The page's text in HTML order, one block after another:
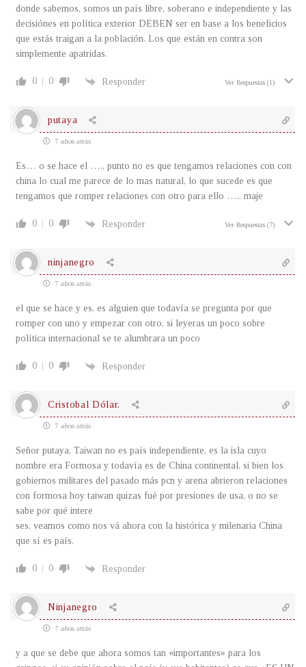
donde sabemos, somos un país libre, soberano e independiente y las
decisiónes en política exterior DEBEN ser en base a los beneficios
que estás traigan a la población. Los que están en contra son
simplemente apatridas.
0 0 Responder Ver Respuestas (1)
putaya
7 años atrás
Es… o se hace el …., punto no es que tengamos relaciones con con
china lo cual me parece de lo mas natural, lo que sucede es que
tengamos que romper relaciones con otro para ello ….. maje
0 0 Responder Ver Respuestas (7)
ninjanegro
7 años atrás
el que se hace y es, es alguien que todavía se pregunta por que
romper con uno y empezar con otro, si leyeras un poco sobre
política internacional se te alumbrara un poco
0 0 Responder
Cristobal Dólar.
7 años atrás
Señor putaya, Taiwan no es país independiente, es la isla cuyo
nombre era Formosa y todavía es de China continental, si bien los
gobiernos militares del pasado más pcn y arena abrieron relaciones
con formosa hoy taiwan quizas fué por presiones de usa, o no se
sabe por qué intere
ses, veamos como nos vá ahora con la histórica y milenaria China
que sí es país.
0 0 Responder
Ninjanegro
7 años atrás
y a que se debe que ahora somos tan «importantes» para los